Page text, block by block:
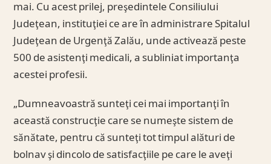
mai. Cu acest prilej, preşedintele Consiliului
Judeţean, instituţiei ce are în administrare Spitalul
Judeţean de Urgenţă Zalău, unde activează peste
500 de asistenţi medicali, a subliniat importanţa
acestei profesii.
„Dumneavoastră sunteţi cei mai importanţi în
această construcţie care se numeşte sistem de
sănătate, pentru că sunteţi tot timpul alături de
bolnav şi dincolo de satisfacţiile pe care le aveţi